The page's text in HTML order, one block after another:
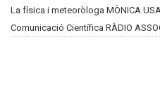
La física i meteoròloga MÒNICA
Comunicació Científica RÀDIO